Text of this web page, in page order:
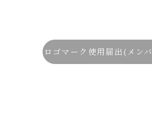
ロゴマーク使用届出(メン